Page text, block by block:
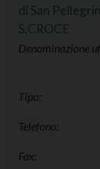
di San
S.CROCE
Denominazione
Tipo:
Telefono:
Fax: